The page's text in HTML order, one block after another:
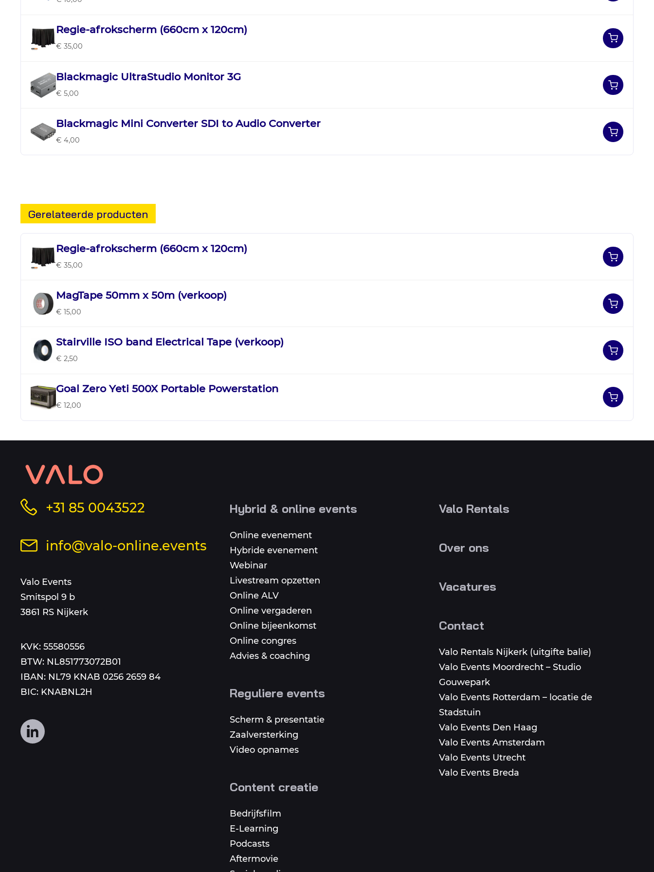
Regie-afrokscherm (660cm x 120cm)
€ 35,00
Blackmagic UltraStudio Monitor 3G
€ 5,00
Blackmagic Mini Converter SDI to Audio Converter
€ 4,00
Gerelateerde producten
Regie-afrokscherm (660cm x 120cm)
€ 35,00
MagTape 50mm x 50m (verkoop)
€ 15,00
Stairville ISO band Electrical Tape (verkoop)
€ 2,50
Goal Zero Yeti 500X Portable Powerstation
€ 12,00
Contact
informatie
sitemap
+31 85 0043522
dit
Stuur
mail
aan
info@valo-online.events
Valo Events
Smitspol 9 b
3861 RS Nijkerk
KVK: 55580556
BTW: NL851773072B01
IBAN: NL79 KNAB 0256 2659 84
BIC: KNABNL2H
Volg
ons
Hybrid & online events
Online evenement
Hybride evenement
Webinar
Livestream opzetten
Online ALV
Online vergaderen
Online bijeenkomst
Online congres
Advies & coaching
Reguliere events
Scherm & presentatie
Zaalversterking
Video opnames
Content creatie
Bedrijfsfilm
E-Learning
Podcasts
Aftermovie
Valo Rentals
Over ons
Vacatures
Contact
Valo Rentals Nijkerk (uitgifte balie)
Valo Events Moordrecht – Studio
Gouwepark
Valo Events Rotterdam – locatie de
Stadstuin
Valo Events Den Haag
Valo Events Amsterdam
Valo Events Utrecht
Valo Events Breda